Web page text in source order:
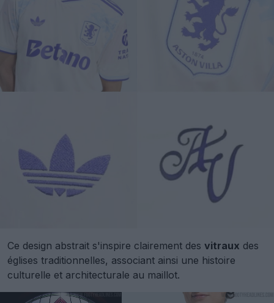
Ce design abstrait s'inspire clairement des vitraux des
églises traditionnelles, associant ainsi une histoire
culturelle et architecturale au maillot.